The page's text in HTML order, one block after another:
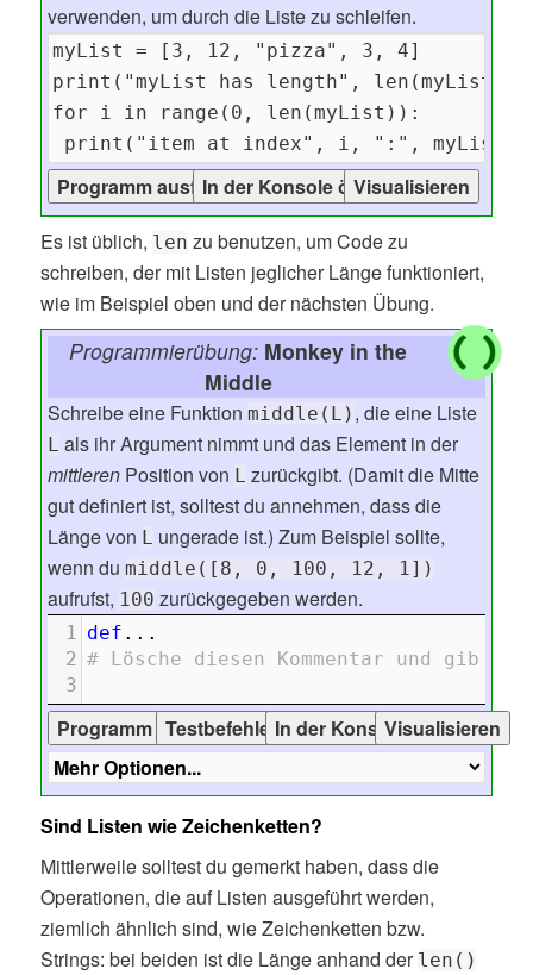
verwenden, um durch die Liste zu schleifen.
Es ist üblich, len zu benutzen, um Code zu
schreiben, der mit Listen jeglicher Länge funktioniert,
wie im Beispiel oben und der nächsten Übung.
Programmierübung: Monkey in the
Middle
Schreibe eine Funktionmiddle(L) , die eine Liste
L als ihr Argument nimmt und das Element in der
mittleren Position von L zurückgibt. (Damit die Mitte
gut definiert ist, solltest du annehmen, dass die
Länge von L ungerade ist.) Zum Beispiel sollte,
wenn dumiddle([8, 0, 100, 12, 1])
aufrufst, 100 zurückgegeben werden.
1 def ...
2 # Lösche diesen Kommentar und gib
3
Sind Listen wie Zeichenketten?
Mittlerweile solltest du gemerkt haben, dass die
Operationen, die auf Listen ausgeführt werden,
ziemlich ähnlich sind, wie Zeichenketten bzw.
Strings: bei beiden ist die Länge anhand der len()